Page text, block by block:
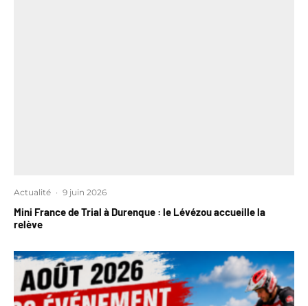
Actualité · 9 juin 2026
Mini France de Trial à Durenque : le Lévézou accueille la
relève